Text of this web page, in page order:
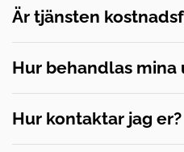
Är tjänsten
Hur behandlas mina
Hur kontaktar jag er?